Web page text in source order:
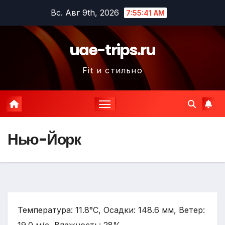
содержимому
Вс. Авг 9th, 2026 7:55:42 AM
uae-trips.ru
Fit и стильно
Нью-Йорк
Температура: 11.8°C, Осадки: 148.6 мм, Ветер: